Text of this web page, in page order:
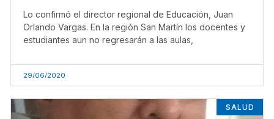
Lo confirmó el director regional de Educación, Juan
Orlando Vargas. En la región San Martín los docentes y
estudiantes aun no regresarán a las aulas,
29/06/2020
SALUD